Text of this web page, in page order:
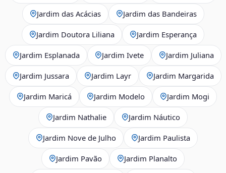
Jardim das Acácias Jardim das Bandeiras
Jardim Doutora Liliana Jardim Esperança
Jardim Esplanada Jardim Ivete Jardim Juliana
Jardim Jussara Jardim Layr Jardim Margarida
Jardim Maricá Jardim Modelo Jardim Mogi
Jardim Nathalie Jardim Náutico
Jardim Nove de Julho Jardim Paulista
Jardim Pavão Jardim Planalto